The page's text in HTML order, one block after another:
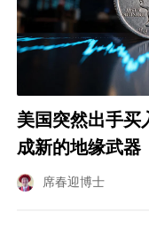
美国突然出手买
成新的地缘武器
席春迎博士